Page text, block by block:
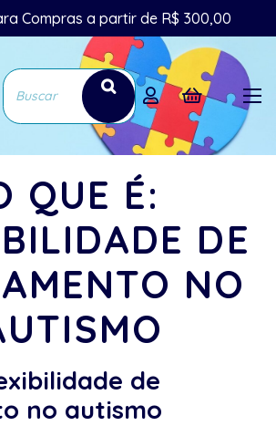
Compras a partir de R$ 300,00
QUE É:
DE
NO
de
no autismo